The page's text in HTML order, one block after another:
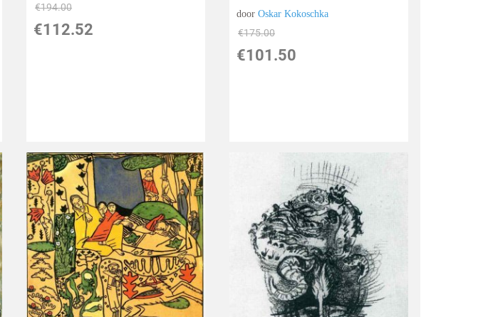
€194.00
€112.52
doorOskar Kokoschka
€175.00
€101.50